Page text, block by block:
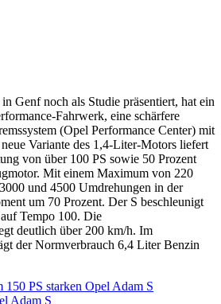
Genf noch als Studie präsentiert, hat ein
Fahrwerk, eine schärfere
(Opel Performance Center) mit
Variante des 1,4-Liter-Motors liefert
von über 100 PS sowie 50 Prozent
Mit einem Maximum von 220
und 4500 Umdrehungen in der
um 70 Prozent. Der S beschleunigt
Tempo 100. Die
deutlich über 200 km/h. Im
der Normverbrauch 6,4 Liter Benzin